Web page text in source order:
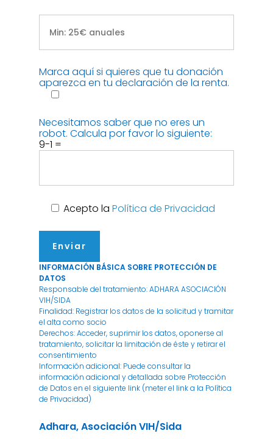
Marca aquí si quieres que tu donación
aparezca en tu declaración de la renta.
Necesitamos saber que no eres un
robot. Calcula por favor lo siguiente:
9-1 =
Acepto la Política de Privacidad
INFORMACIÓN BÁSICA SOBRE PROTECCIÓN DE
DATOS
Responsable del tratamiento: ADHARA ASOCIACIÓN
VIH/SIDA
Finalidad: Registrar los datos de la solicitud y tramitar
el alta como socio
Derechos: Acceder, suprimir los datos, oponerse al
tratamiento, solicitar la limitación de éste y retirar el
consentimiento
Información adicional: Puede consultar la
información adicional y detallada sobre Protección
de Datos en el siguiente link (meter el link a la Política
de Privacidad)
Adhara, Asociación VIH/Sida